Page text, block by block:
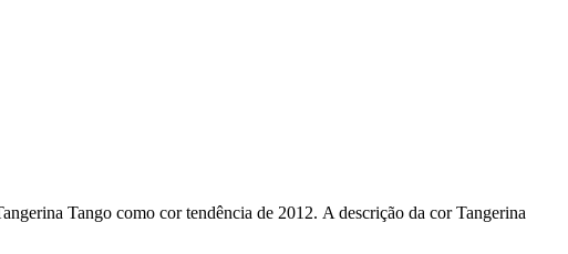
Tango como cor tendência de 2012. A descrição da cor Tangerina